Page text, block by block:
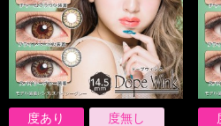
度あり
度無し